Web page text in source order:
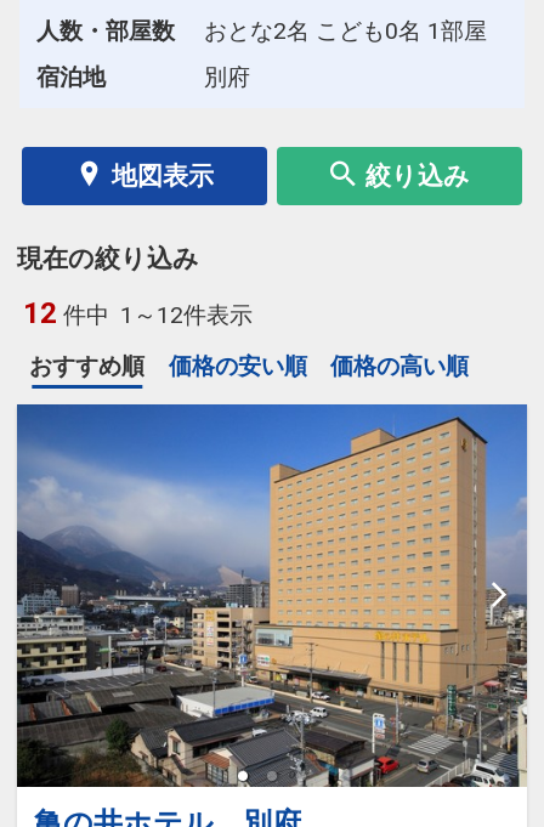
人数・部屋数
おとな2名 こども0名 1部屋
宿泊地
別府
地図表示 絞り込み
現在の絞り込み
12 件中 1～12件表示
おすすめ順
価格の安い順 価格の高い順